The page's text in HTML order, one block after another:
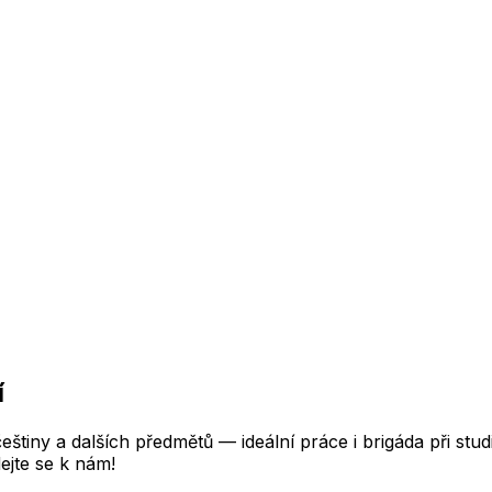
a dalších předmětů — ideální práce i brigáda při
se k nám!